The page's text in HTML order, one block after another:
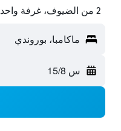
2 من الضيوف، غرفة واحدة
ماكامبا، بوروندي
س 15/8